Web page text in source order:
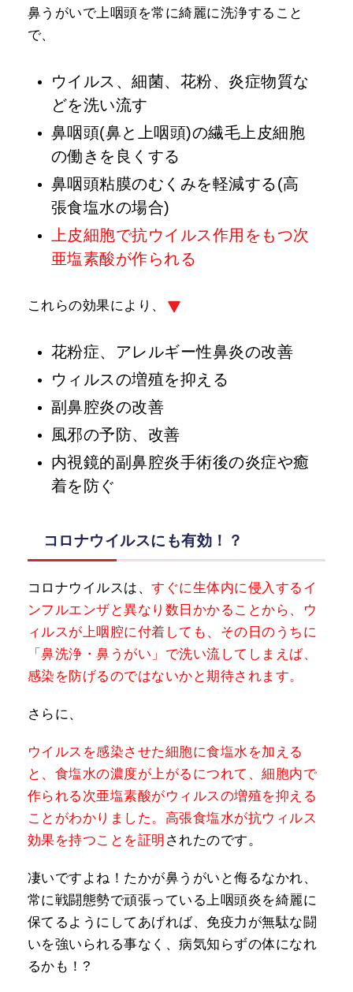
鼻うがいで上咽頭を常に綺麗に洗浄すること
で、
ウイルス、細菌、花粉、炎症物質な
どを洗い流す
鼻咽頭(鼻と上咽頭)の繊毛上皮細胞
の働きを良くする
鼻咽頭粘膜のむくみを軽減する(高
張食塩水の場合)
上皮細胞で抗ウイルス作用をもつ次
亜塩素酸が作られる
これらの効果により、
花粉症、アレルギー性鼻炎の改善
ウィルスの増殖を抑える
副鼻腔炎の改善
風邪の予防、改善
内視鏡的副鼻腔炎手術後の炎症や癒
着を防ぐ
コロナウイルスにも有効！？
コロナウイルスは、すぐに生体内に侵入するイ
ンフルエンザと異なり数日かかることから、ウ
ィルスが上咽腔に付着しても、その日のうちに
「鼻洗浄・鼻うがい」で洗い流してしまえば、
感染を防げるのではないかと期待されます。
さらに、
ウイルスを感染させた細胞に食塩水を加える
と、食塩水の濃度が上がるにつれて、細胞内で
作られる次亜塩素酸がウィルスの増殖を抑える
ことがわかりました。高張食塩水が抗ウィルス
効果を持つことを証明 されたのです。
凄いですよね！たかが鼻うがいと侮るなかれ、
常に戦闘態勢で頑張っている上咽頭炎を綺麗に
保てるようにしてあげれば、免疫力が無駄な闘
いを強いられる事なく、病気知らずの体になれ
るかも！?